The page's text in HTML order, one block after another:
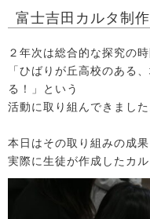
富士吉田カルタ制
２年次は総合的な探究の時
「ひばりが丘高校のある
る！」という
活動に取り組んできました
本日はその取り組みの成果
実際に生徒が作成したカ